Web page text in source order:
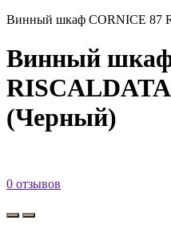
Винный шкаф CORNICE 87
Винный
(Черный)
0 отзывов